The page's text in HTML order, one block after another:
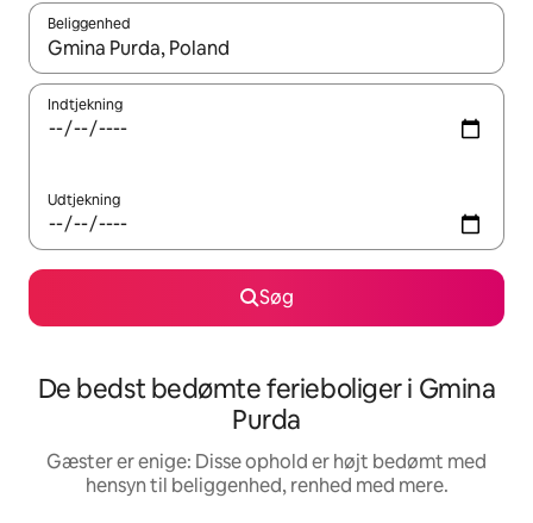
Beliggenhed
Når resultaterne er tilgængelige, skal du navigere med
Indtjekning
Udtjekning
Søg
De bedst bedømte ferieboliger i Gmina
Purda
Gæster er enige: Disse ophold er højt bedømt med
hensyn til beliggenhed, renhed med mere.